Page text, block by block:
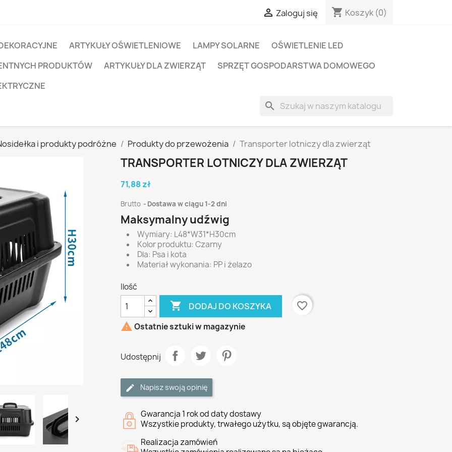
 Zaloguj się shopping_cart Koszyk (0)
ARTYKUŁY OŚWIETLENIOWE LAMPY SOLARNE
OŚWIETLENIE LED
PRODUKTÓW
ARTYKUŁY DLA ZWIERZĄT
SPRZĘT GOSPODARSTWA DOMOWEGO
search
i produkty podróżne Produkty do przewożenia Transporter lotniczy dla zwierząt

TRANSPORTER LOTNICZY DLA ZWIERZĄT
71,88 zł
Brutto Dostawa w ciągu 1-2 dni
Maksymalny udźwig
Wymiary: L48*W31*H30cm
Kolor produktu: Czarny
Dla: Psa i kota
Materiał wykonania: PP i żelazo
Ilość
 DODAJ DO KOSZYKA
favorite_border
 Ostatnie sztuki w magazynie
Udostępnij
Napisz swoją opinię
Gwarancja 1 rok od daty dostawy
Wszystkie produkty, trwałego użytku, są objęte gwarancją.
Realizacja zamówień